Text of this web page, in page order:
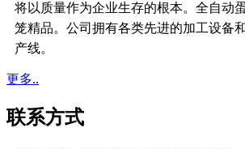
将以质量作为企业生存的根本。全自动
笼精品。公司拥有各类先进的加工设备
产线。
更多..
联系方式